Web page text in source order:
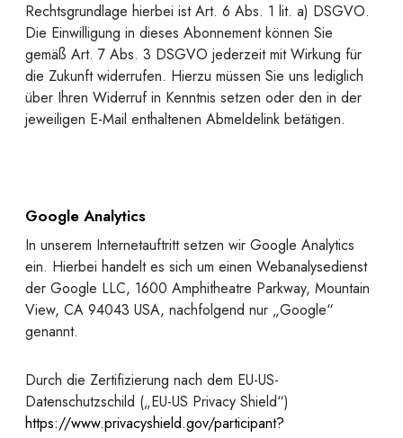
Rechtsgrundlage hierbei ist Art. 6 Abs. 1 lit. a) DSGVO.
Die Einwilligung in dieses Abonnement können Sie
gemäß Art. 7 Abs. 3 DSGVO jederzeit mit Wirkung für
die Zukunft widerrufen. Hierzu müssen Sie uns lediglich
über Ihren Widerruf in Kenntnis setzen oder den in der
jeweiligen E-Mail enthaltenen Abmeldelink betätigen.
Google Analytics
In unserem Internetauftritt setzen wir Google Analytics
ein. Hierbei handelt es sich um einen Webanalysedienst
der Google LLC, 1600 Amphitheatre Parkway, Mountain
View, CA 94043 USA, nachfolgend nur „Google“
genannt.
Durch die Zertifizierung nach dem EU-US-
Datenschutzschild („EU-US Privacy Shield“)
https://www.privacyshield.gov/participant?